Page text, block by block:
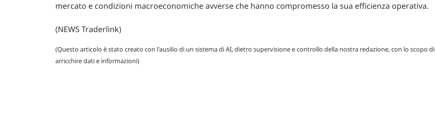
mercato e condizioni macroeconomiche avverse che hanno compromesso la sua efficienza operativa.
(NEWS Traderlink)
(Questo articolo è stato creato con l'ausilio di un sistema di AI, dietro supervisione e controllo della nostra redazione, con lo scopo di
arricchire dati e informazioni)